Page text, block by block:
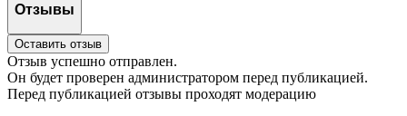
Отзывы
Оставить отзыв
Отзыв успешно отправлен.
Он будет проверен администратором перед публикацией.
Перед публикацией отзывы проходят модерацию